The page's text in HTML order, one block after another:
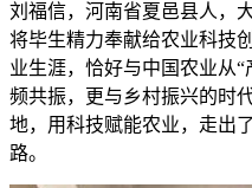
刘福信，河南省夏邑县人，
将毕生精力奉献给农业科技
业生涯，恰好与中国农业从“
频共振，更与乡村振兴的时
地，用科技赋能农业，走出
路。